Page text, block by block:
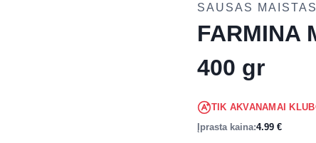
SAUSAS
FARMINA
400 gr
TIK AKVANAMAI
Įprasta kaina:4.99 €